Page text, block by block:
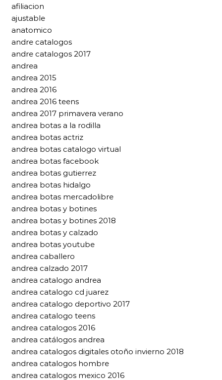
afiliacion
ajustable
anatomico
andre catalogos
andre catalogos 2017
andrea
andrea 2015
andrea 2016
andrea 2016 teens
andrea 2017 primavera verano
andrea botas a la rodilla
andrea botas actriz
andrea botas catalogo virtual
andrea botas facebook
andrea botas gutierrez
andrea botas hidalgo
andrea botas mercadolibre
andrea botas y botines
andrea botas y botines 2018
andrea botas y calzado
andrea botas youtube
andrea caballero
andrea calzado 2017
andrea catalogo andrea
andrea catalogo cd juarez
andrea catalogo deportivo 2017
andrea catalogo teens
andrea catalogos 2016
andrea catálogos andrea
andrea catalogos digitales otoño invierno 2018
andrea catalogos hombre
andrea catalogos mexico 2016